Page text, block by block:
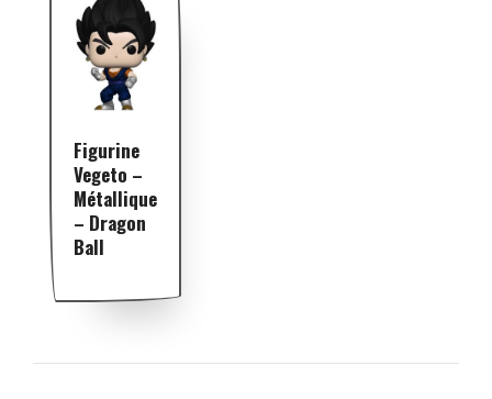
Figurine
Vegeto –
Métallique
– Dragon
Ball